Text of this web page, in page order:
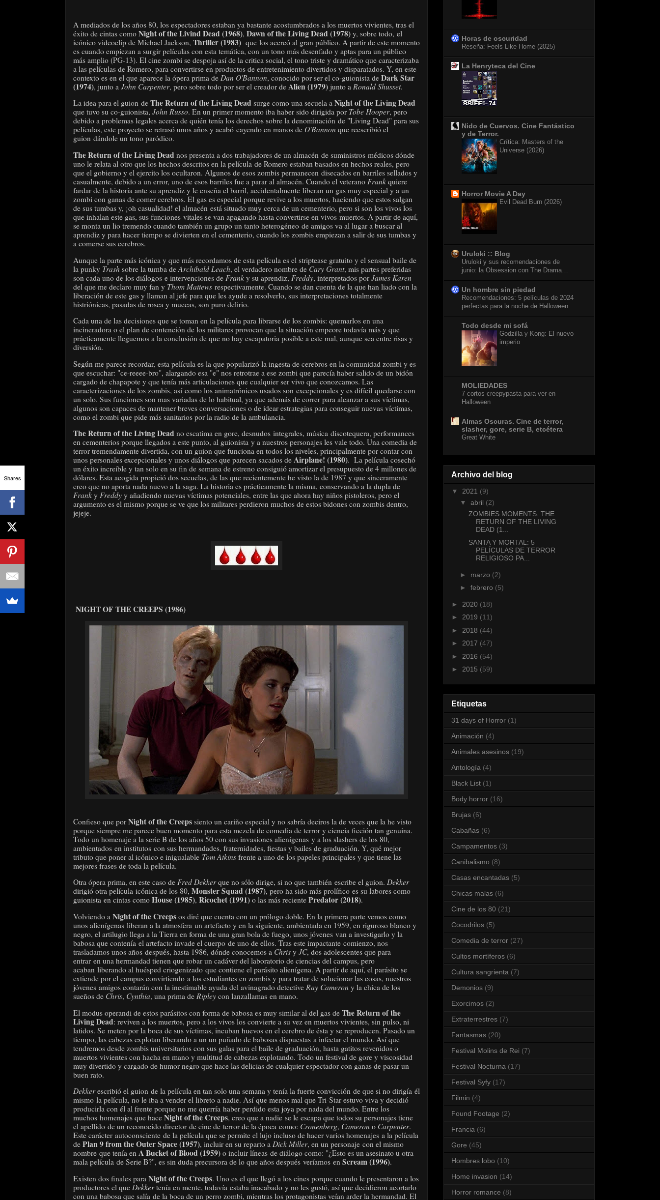
A mediados de los años 80, los espectadores estaban ya bastante acostumbrados a los muertos vivientes, tras el
éxito de cintas como Night of the Livind Dead (1968), Dawn of the Living Dead (1978) y, sobre todo, el
icónico videoclip de Michael Jackson, Thriller (1983) que los acercó al gran público. A partir de este momento
es cuando empiezan a surgir películas con esta temática, con un tono más desenfado y aptas para un público
más amplio (PG-13). El cine zombi se despoja así de la critica social, el tono triste y dramático que caracterizaba
a las películas de Romero, para convertirse en productos de entretenimiento divertidos y disparatados. Y, en este
contexto es en el que aparece la ópera prima de Dan O'Bannon, conocido por ser el co-guionista de Dark Star
(1974), junto a John Carpenter, pero sobre todo por ser el creador de Alien (1979) junto a Ronald Shusset.
La idea para el guion de The Return of the Living Dead surge como una secuela a Night of the Living Dead
que tuvo su co-guionista, John Russo. En un primer momento iba haber sido dirigida por Tobe Hooper, pero
debido a problemas legales acerca de quién tenía los derechos sobre la denominación de "Living Dead" para sus
películas, este proyecto se retrasó unos años y acabó cayendo en manos de O'Bannon que reescribió el
guion dándole un tono paródico.
The Return of the Living Dead nos presenta a dos trabajadores de un almacén de suministros médicos dónde
uno le relata al otro que los hechos descritos en la película de Romero estaban basados en hechos reales, pero
que el gobierno y el ejercito los ocultaron. Algunos de esos zombis permanecen disecados en barriles sellados y
casualmente, debido a un error, uno de esos barriles fue a parar al almacén. Cuando el veterano Frank quiere
fardar de la historia ante su aprendiz y le enseña el barril, accidentalmente liberan un gas muy especial y a un
zombi con ganas de comer cerebros. El gas es especial porque revive a los muertos, haciendo que estos salgan
de sus tumbas y, ¡oh casualidad! el almacén está situado muy cerca de un cementerio, pero si son los vivos los
que inhalan este gas, sus funciones vitales se van apagando hasta convertirse en vivos-muertos. A partir de aquí,
se monta un lio tremendo cuando también un grupo un tanto heterogéneo de amigos va al lugar a buscar al
aprendiz y para hacer tiempo se divierten en el cementerio, cuando los zombis empiezan a salir de sus tumbas y
a comerse sus cerebros.
Aunque la parte más icónica y que más recordamos de esta película es el striptease gratuito y el sensual baile de
la punky Trash sobre la tumba de Archibald Leach, el verdadero nombre de Cary Grant, mis partes preferidas
son cada uno de los diálogos e intervenciones de Frank y su aprendiz, Freddy, interpretados por James Karen
del que me declaro muy fan y Thom Mattews respectivamente. Cuando se dan cuenta de la que han liado con la
liberación de este gas y llaman al jefe para que les ayude a resolverlo, sus interpretaciones totalmente
histriónicas, pasadas de rosca y muecas, son puro delirio.
Cada una de las decisiones que se toman en la película para librarse de los zombis: quemarlos en una
incineradora o el plan de contención de los militares provocan que la situación empeore todavía más y que
prácticamente lleguemos a la conclusión de que no hay escapatoria posible a este mal, aunque sea entre risas y
diversión.
Según me parece recordar, esta película es la que popularizó la ingesta de cerebros en la comunidad zombi y es
que escuchar: "ce-reeee-bro", alargando esa "e" nos retrotrae a ese zombi que parecía haber salido de un bidón
cargado de chapapote y que tenía más articulaciones que cualquier ser vivo que conozcamos. Las
caracterizaciones de los zombis, así como los animatrónicos usados son excepcionales y es difícil quedarse con
un solo. Sus funciones son mas variadas de lo habitual, ya que además de correr para alcanzar a sus víctimas,
algunos son capaces de mantener breves conversaciones o de idear estrategias para conseguir nuevas víctimas,
como el zombi que pide más sanitarios por la radio de la ambulancia.
The Return of the Living Dead no escatima en gore, desnudos integrales, música discotequera, performances
en cementerios porque llegados a este punto, al guionista y a nuestros personajes les vale todo. Una comedia de
terror tremendamente divertida, con un guion que funciona en todos los niveles, principalmente por contar con
unos personales excepcionales y unos diálogos que parecen sacados de Airplane! (1980). La película cosechó
un éxito increíble y tan solo en su fin de semana de estreno consiguió amortizar el presupuesto de 4 millones de
dólares. Esta acogida propició dos secuelas, de las que recientemente he visto la de 1987 y que sinceramente
creo que no aporta nada nuevo a la saga. La historia es prácticamente la misma, conservando a la dupla de
Frank y Freddy y añadiendo nuevas víctimas potenciales, entre las que ahora hay niños pistoleros, pero el
argumento es el mismo porque se ve que los militares perdieron muchos de estos bidones con zombis dentro,
jejeje.
NIGHT OF THE CREEPS (1986)
Confieso que por Night of the Creeps siento un cariño especial y no sabría deciros la de veces que la he visto
porque siempre me parece buen momento para esta mezcla de comedia de terror y ciencia ficción tan genuina.
Todo un homenaje a la serie B de los años 50 con sus invasiones alienígenas y a los slashers de los 80,
ambientados en institutos con sus hermandades, fraternidades, fiestas y bailes de graduación. Y, qué mejor
tributo que poner al icónico e inigualable Tom Atkins frente a uno de los papeles principales y que tiene las
mejores frases de toda la película.
Otra ópera prima, en este caso de Fred Dekkerque no sólo dirige, si no que también escribe el guion. Dekker
dirigió otra película icónica de los 80, Monster Squad (1987), pero ha sido más prolífico es su labores como
guionista en cintas como House (1985), Ricochet (1991) o las más reciente Predator (2018).
Volviendo a Night of the Creeps os diré que cuenta con un prólogo doble. En la primera parte vemos como
unos alienígenas liberan a la atmosfera un artefacto y en la siguiente, ambientada en 1959, en riguroso blanco y
negro, el artilugio llega a la Tierra en forma de una gran bola de fuego, unos jóvenes van a investigarlo y la
babosa que contenía el artefacto invade el cuerpo de uno de ellos. Tras este impactante comienzo, nos
trasladamos unos años después, hasta 1986, dónde conocemos a Chris y JC, dos adolescentes que para
entrar en una hermandad tienen que robar un cadáver del laboratorio de ciencias del campus, pero
acaban liberando al huésped criogenizado que contiene el parásito alienígena. A partir de aquí, el parásito se
extiende por el campus convirtiendo a los estudiantes en zombis y para tratar de solucionar las cosas, nuestros
jóvenes amigos contarán con la inestimable ayuda del avinagrado detective Ray Cameron y la chica de los
sueños de Chris, Cynthia, una prima de Ripley con lanzallamas en mano.
El modus operandi de estos parásitos con forma de babosa es muy similar al del gas de The Return of the
Living Dead: reviven a los muertos, pero a los vivos los convierte a su vez en muertos vivientes, sin pulso, ni
latidos. Se meten por la boca de sus víctimas, incuban huevos en el cerebro de ésta y se reproducen. Pasado un
tiempo, las cabezas explotan liberando a un un puñado de babosas dispuestas a infectar el mundo. Así que
tendremos desde zombis universitarios con sus galas para el baile de graduación, hasta gatitos revenidos o
muertos vivientes con hacha en mano y multitud de cabezas explotando. Todo un festival de gore y viscosidad
muy divertido y cargado de humor negro que hace las delicias de cualquier espectador con ganas de pasar un
buen rato.
Dekkerescribió el guion de la película en tan solo una semana y tenía la fuerte convicción de que si no dirigía él
mismo la película, no le iba a vender el libreto a nadie. Así que menos mal que Tri-Star estuvo viva y decidió
producirla con él al frente porque no me querría haber perdido esta joya por nada del mundo. Entre los
muchos homenajes que hace Night of the Creeps, creo que a nadie se le escapa que todos su personajes tiene
el apellido de un reconocido director de cine de terror de la época como: Cronenberg, Cameron o Carpenter.
Este carácter autoconsciente de la película que se permite el lujo incluso de hacer varios homenajes a la película
de Plan 9 from the Outer Space (1957), incluir en su reparto a Dick Miller, en un personaje con el mismo
nombre que tenía en A Bucket of Blood (1959) o incluir líneas de diálogo como: "¿Esto es un asesinato u otra
mala película de Serie B?", es sin duda precursora de lo que años después veríamos en Scream (1996).
Existen dos finales para Night of the Creeps. Uno es el que llegó a los cines porque cuando le presentaron a los
productores el que Dekkertenía en mente, todavía estaba inacabado y no les gustó, así que decidieron acortarlo
con una babosa que salía de la boca de un perro zombi, mientras los protagonistas veían arder la hermandad. El
Horas de oscuridad
Reseña: Feels Like Home (2025)
La Henryteca del Cine
Nido de Cuervos. Cine Fantástico
y de Terror.
Crítica: Masters of the
Universe (2026)
Horror Movie A Day
Evil Dead Burn (2026)
Uruloki :: Blog
Uruloki y sus recomendaciones de
junio: la Obsession con The Drama…
Un hombre sin piedad
Recomendaciones: 5 películas de 2024
perfectas para la noche de Halloween.
Todo desde mi sofá
Godzilla y Kong: El nuevo
imperio
MOLIEDADES
7 cortos creepypasta para ver en
Halloween
Almas Oscuras. Cine de terror,
slasher, gore, serie B, etcétera
Great White
Archivo del blog
▼ 2021 (9)
▼ abril (2)
ZOMBIES MOMENTS: THE
RETURN OF THE LIVING
DEAD (1...
SANTA Y MORTAL: 5
PELÍCULAS DE TERROR
RELIGIOSO PA...
► marzo (2)
► febrero (5)
► 2020 (18)
► 2019 (11)
► 2018 (44)
► 2017 (47)
► 2016 (54)
► 2015 (59)
Etiquetas
31 days of Horror (1)
Animación (4)
Animales asesinos (19)
Antología (4)
Black List (1)
Body horror (16)
Brujas (6)
Cabañas (6)
Campamentos (3)
Canibalismo (8)
Casas encantadas (5)
Chicas malas (6)
Cine de los 80 (21)
Cocodrilos (5)
Comedia de terror (27)
Cultos mortíferos (6)
Cultura sangrienta (7)
Demonios (9)
Exorcimos (2)
Extraterrestres (7)
Fantasmas (20)
Festival Molins de Rei (7)
Festival Nocturna (17)
Festival Syfy (17)
Filmin (4)
Found Footage (2)
Francia (6)
Gore (45)
Hombres lobo (10)
Home invasion (14)
Horror romance (8)
Shares